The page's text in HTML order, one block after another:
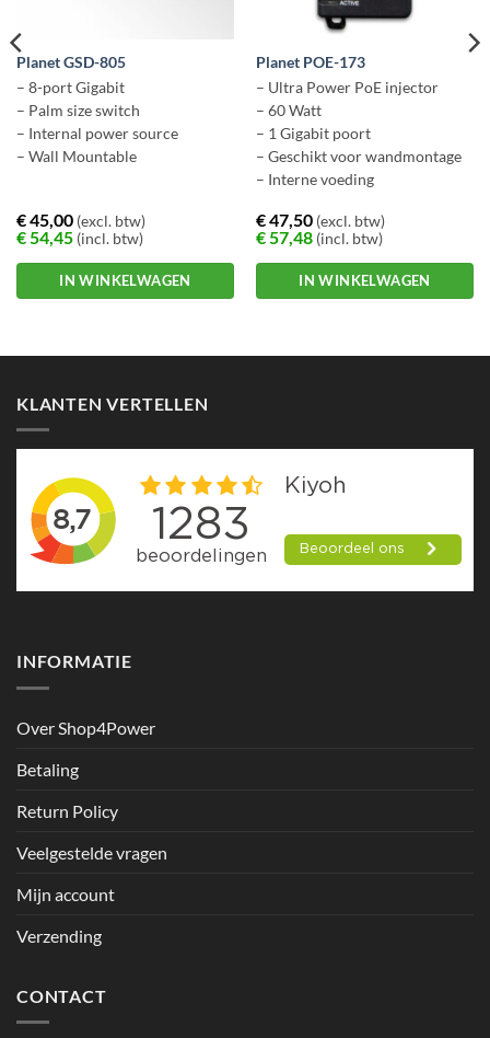
Planet GSD-805
– 8-port Gigabit
– Palm size switch
– Internal power source
– Wall Mountable
€45,00(excl. btw)
€54,45(incl. btw)
IN WINKELWAGEN
Planet POE-173
– Ultra Power PoE injector
– 60 Watt
– 1 Gigabit poort
– Geschikt voor wandmontage
– Interne voeding
€47,50(excl. btw)
€57,48(incl. btw)
IN WINKELWAGEN
KLANTEN VERTELLEN
INFORMATIE
Over Shop4Power
Betaling
Return Policy
Veelgestelde vragen
Mijn account
Verzending
CONTACT